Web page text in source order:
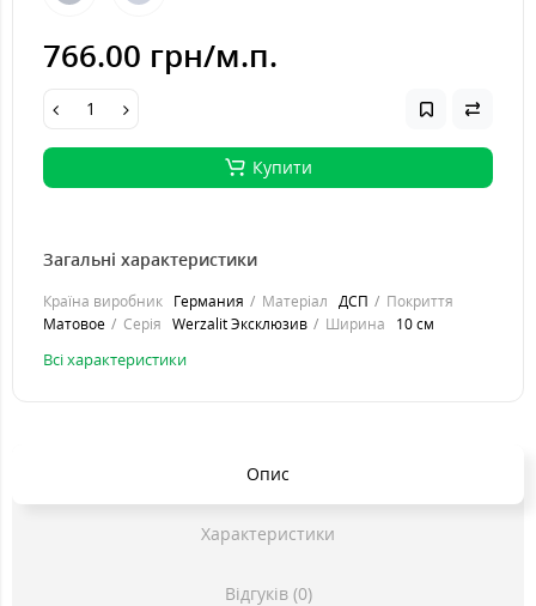
766.00 грн/м.п.
Купити
Загальні характеристики
Країна виробник Германия Матеріал ДСП
Покриття
Матовое
Серія Werzalit Эксклюзив Ширина 10 см
Всі характеристики
Опис
Характеристики
Відгуків (0)